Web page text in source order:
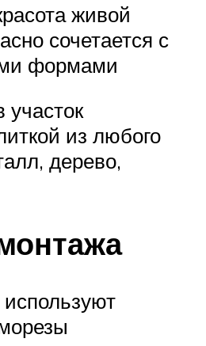
живой
сочетается с
формами
участок
из любого
дерево,